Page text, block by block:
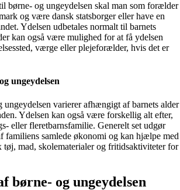
børne- og ungeydelsen skal man som forælder
og være dansk statsborger eller have en
Ydelsen udbetales normalt til barnets
kan også være mulighed for at få ydelsen
værge eller plejeforælder, hvis det er
ungeydelsen
ungeydelsen varierer afhængigt af barnets alder
Ydelsen kan også være forskellig alt efter,
eller fleretbarnsfamilie. Generelt set udgør
familiens samlede økonomi og kan hjælpe med
mad, skolematerialer og fritidsaktiviteter for
børne- og ungeydelsen